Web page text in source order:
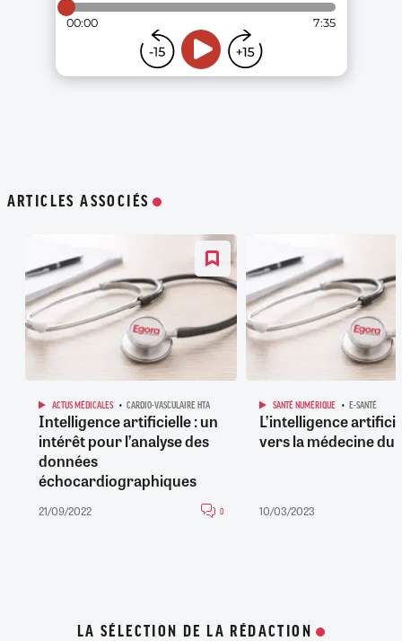
ARTICLES ASSOCIÉS
ACTUS MÉDICALES CARDIO-VASCULAIRE HTA
Intelligence artificielle : un
intérêt pour l’analyse des
données
échocardiographiques
21/09/2022 0
SANTÉ NUMÉRIQUE E-SANTÉ
L’intelligence
vers la médecine
10/03/2023
LA SÉLECTION DE LA RÉDACTION